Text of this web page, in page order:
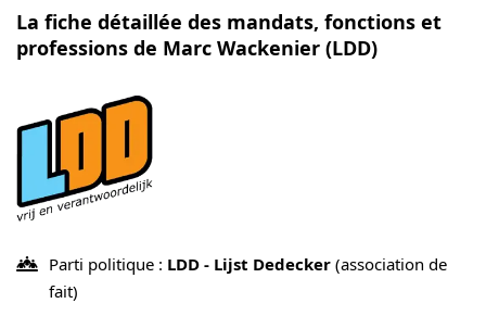
La fiche détaillée des mandats, fonctions et
professions de Marc Wackenier (LDD)
Parti politique : LDD - Lijst Dedecker (association de
fait)